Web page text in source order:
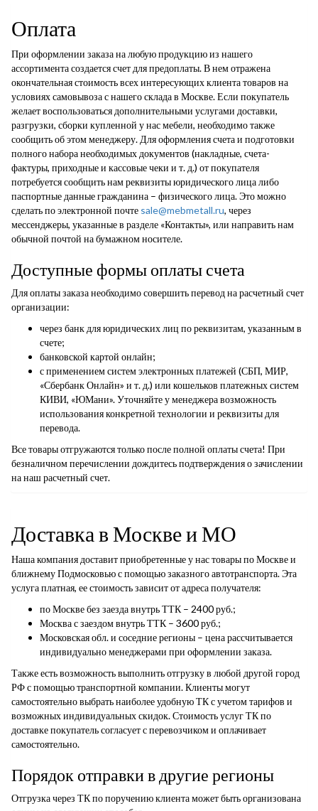
Оплата
При оформлении заказа на любую продукцию из нашего
ассортимента создается счет для предоплаты. В нем отражена
окончательная стоимость всех интересующих клиента товаров на
условиях самовывоза с нашего склада в Москве. Если покупатель
желает воспользоваться дополнительными услугами доставки,
разгрузки, сборки купленной у нас мебели, необходимо также
сообщить об этом менеджеру. Для оформления счета и подготовки
полного набора необходимых документов (накладные, счета-
фактуры, приходные и кассовые чеки и т. д.) от покупателя
потребуется сообщить нам реквизиты юридического лица либо
паспортные данные гражданина – физического лица. Это можно
сделать по электронной почте sale@mebmetall.ru, через
мессенджеры, указанные в разделе «Контакты», или направить нам
обычной почтой на бумажном носителе.
Доступные формы оплаты счета
Для оплаты заказа необходимо совершить перевод на расчетный счет
организации:
через банк для юридических лиц по реквизитам, указанным в
счете;
банковской картой онлайн;
с применением систем электронных платежей (СБП, МИР,
«Сбербанк Онлайн» и т. д.) или кошельков платежных систем
КИВИ, «ЮМани». Уточняйте у менеджера возможность
использования конкретной технологии и реквизиты для
перевода.
Все товары отгружаются только после полной оплаты счета! При
безналичном перечислении дождитесь подтверждения о зачислении
на наш расчетный счет.
Доставка в Москве и МО
Наша компания доставит приобретенные у нас товары по Москве и
ближнему Подмосковью с помощью заказного автотранспорта. Эта
услуга платная, ее стоимость зависит от адреса получателя:
по Москве без заезда внутрь ТТК – 2400 руб.;
Москва с заездом внутрь ТТК – 3600 руб.;
Московская обл. и соседние регионы – цена рассчитывается
индивидуально менеджерами при оформлении заказа.
Также есть возможность выполнить отгрузку в любой другой город
РФ с помощью транспортной компании. Клиенты могут
самостоятельно выбрать наиболее удобную ТК с учетом тарифов и
возможных индивидуальных скидок. Стоимость услуг ТК по
доставке покупатель согласует с перевозчиком и оплачивает
самостоятельно.
Порядок отправки в другие регионы
Отгрузка через ТК по поручению клиента может быть организована